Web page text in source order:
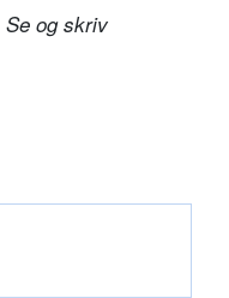
Se og skriv